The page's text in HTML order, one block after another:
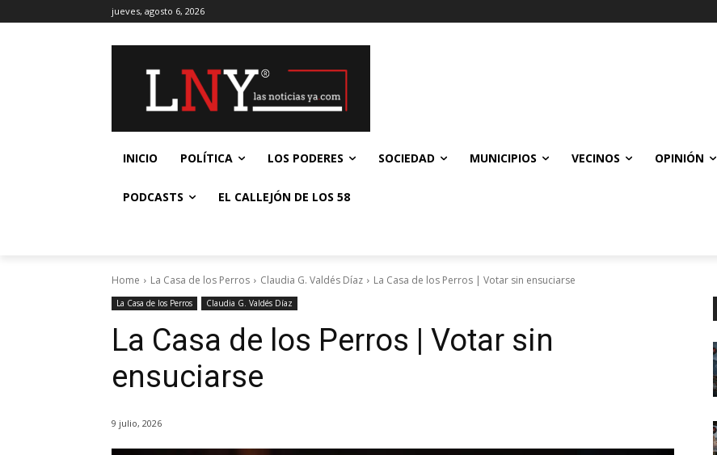
jueves, agosto 6, 2026
INICIO POLÍTICA LOS PODERES SOCIEDAD MUNICIPIOS VECINOS OPINIÓN
PODCASTS EL CALLEJÓN DE LOS 58
Home La Casa de los Perros Claudia G. Valdés Díaz La Casa de los Perros | Votar sin ensuciarse
La Casa de los Perros Claudia G. Valdés Díaz
La Casa de los Perros | Votar sin
ensuciarse
9 julio, 2026